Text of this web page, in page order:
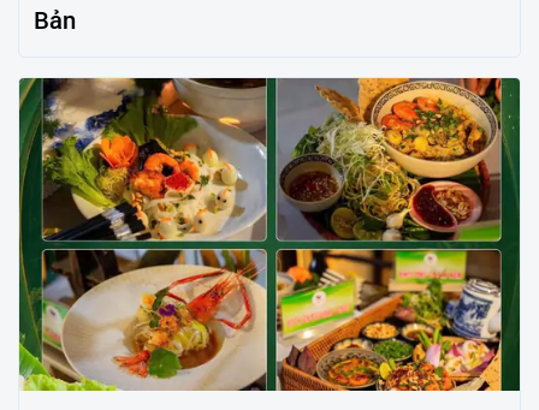
Bản